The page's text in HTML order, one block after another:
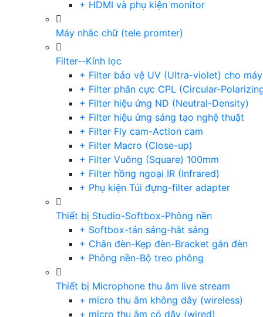
+ HDMI và phụ kiện monitor
Máy nhắc chữ (tele promter)
Filter--Kính lọc
+ Filter bảo vệ UV (Ultra-violet) cho
+ Filter phân cực CPL (Circular-
+ Filter hiệu ứng ND (Neutral-Density)
+ Filter hiệu ứng sáng tạo nghệ thuật
+ Filter Fly cam-Action cam
+ Filter Macro (Close-up)
+ Filter Vuông (Square) 100mm
+ Filter hồng ngoại IR (Infrared)
+ Phụ kiện Túi đựng-filter adapter
Thiết bị Studio-Softbox-Phông nền
+ Softbox-tản sáng-hắt sáng
+ Chân đèn-Kẹp đèn-Bracket gắn đèn
+ Phông nền-Bộ treo phông
Thiết bị Microphone thu âm live stream
+ micro thu âm không dây (wireless)
+ micro thu âm có dây (wired)